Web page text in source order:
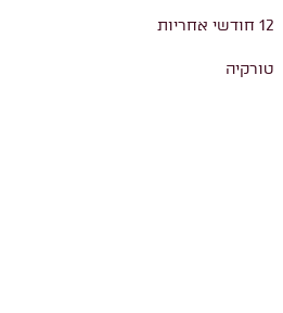
12 חודשי אחריות
טורקיה